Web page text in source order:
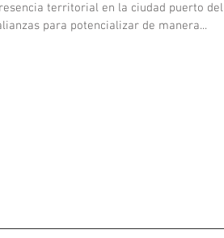
territorial en la ciudad puerto del
para potencializar de manera...